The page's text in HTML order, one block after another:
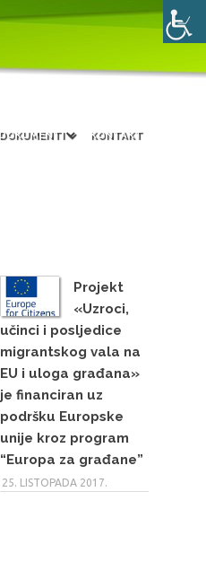
DOKUMENTI KONTAKT
Projekt
«Uzroci,
učinci i posljedice
migrantskog vala na
EU i uloga građana»
je financiran uz
podršku Europske
unije kroz program
“Europa za građane”
25. LISTOPADA 2017.